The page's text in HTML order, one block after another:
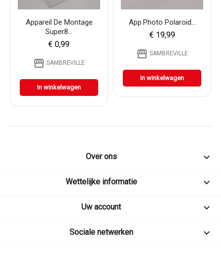
Appareil De Montage
Super8...
€ 0,99
storefront SAMBREVILLE
In winkelwagen
App.photo Polaroid...
€ 19,99
storefront SAMBREVILLE
In winkelwagen
Over ons 
Wettelijke informatie 
Uw account 
Sociale netwerken 